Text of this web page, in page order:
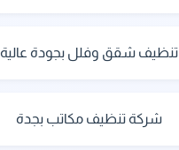
تنظيف شقق وفلل بجودة عالية
شركة تنظيف مكاتب بجدة